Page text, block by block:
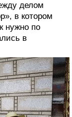
делом
в котором
нужно по
в